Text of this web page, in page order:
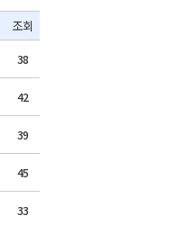
조회
38
42
39
45
33